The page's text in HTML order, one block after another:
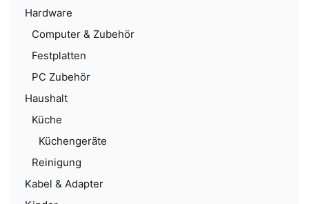
Hardware
Computer & Zubehör
Festplatten
PC Zubehör
Haushalt
Küche
Küchengeräte
Reinigung
Kabel & Adapter